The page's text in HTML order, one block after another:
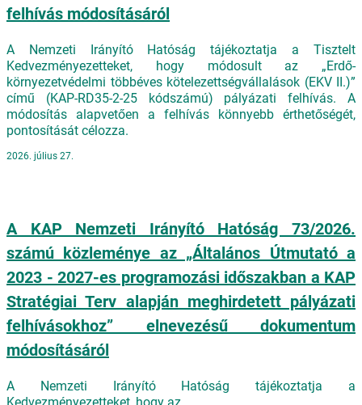
felhívás módosításáról
A Nemzeti Irányító Hatóság tájékoztatja a Tisztelt
Kedvezményezetteket, hogy módosult az „Erdő-
környezetvédelmi többéves kötelezettségvállalások (EKV II.)”
című (KAP-RD35-2-25 kódszámú) pályázati felhívás. A
módosítás alapvetően a felhívás könnyebb érthetőségét,
pontosítását célozza.
2026. július 27.
A KAP Nemzeti Irányító Hatóság 73/2026.
számú közleménye az „Általános Útmutató a
2023 - 2027-es programozási időszakban a KAP
Stratégiai Terv alapján meghirdetett pályázati
felhívásokhoz” elnevezésű dokumentum
módosításáról
A Nemzeti Irányító Hatóság tájékoztatja a